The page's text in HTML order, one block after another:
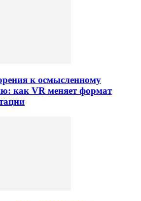
к осмысленному
как VR меняет формат